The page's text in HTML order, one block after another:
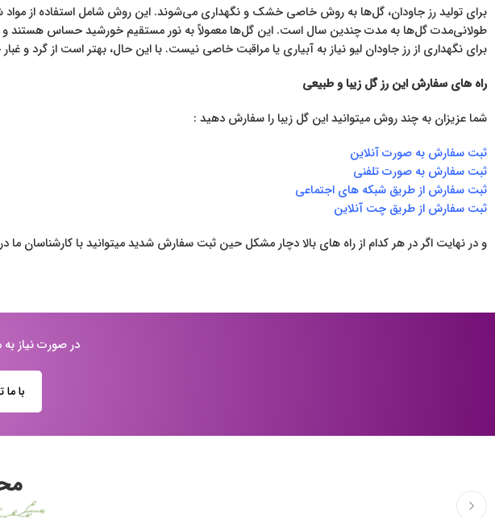
برای تولید رز جاودان، گل‌ها به روش خاصی خشک و نگهداری می‌شوند. این روش شامل استفاده از مواد
طولانی‌مدت گل‌ها به مدت چندین سال است. این گل‌ها معمولاً به نور مستقیم خورشید حساس هستند و
برای نگهداری از رز جاودان لیو نیاز به آبیاری یا مراقبت خاصی نیست. با این حال، بهتر است از گرد و
راه های سفارش این رز گل زیبا و طبیعی
شما عزیزان به چند روش میتوانید این گل زیبا را سفارش دهید :
ثبت سفارش به صورت آنلاین
ثبت سفارش به صورت تلفنی
ثبت سفارش از طریق شبکه های اجتماعی
ثبت سفارش از طریق چت آنلاین
و در نهایت اگر در هر کدام از راه های بالا دچار مشکل حین ثبت سفارش شدید میتوانید با کارشناسان ما
در صورت نیاز به
با ما